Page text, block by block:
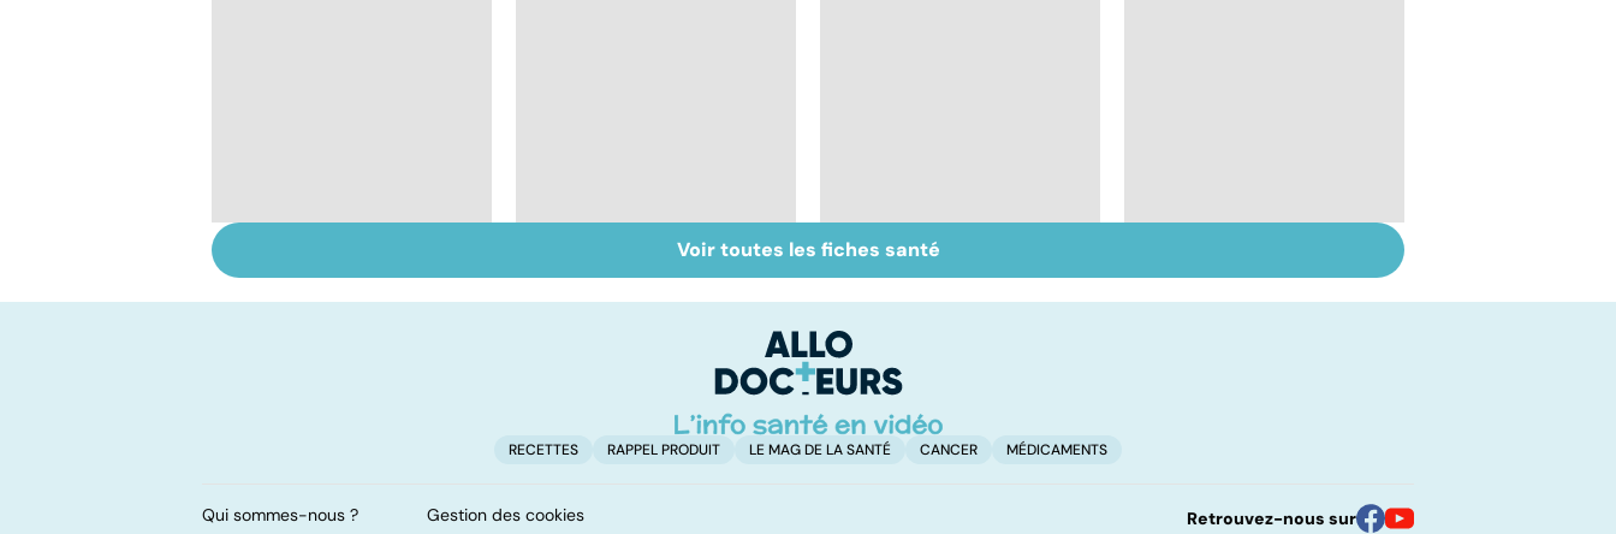
associations de
Viol : quelle prise en
charge pour les
Violences conjugales
: traumatisme familial
infections
Voir toutes les fiches santé
RECETTES RAPPEL PRODUIT LE MAG DE LA SANTÉ CANCER MÉDICAMENTS
Qui sommes-nous ? Gestion des cookies Retrouvez-nous sur